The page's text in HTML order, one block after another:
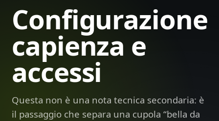
Configurazione
capienza e
accessi
Questa non è una nota tecnica secondaria: è
il passaggio che separa una cupola “bella da